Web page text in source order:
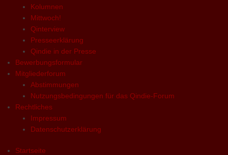
Kolumnen
Mittwoch!
Qinterview
Presseerklärung
Qindie in der Presse
Bewerbungsformular
Mitgliederforum
Abstimmungen
Nutzungsbedingungen für das Qindie-Forum
Rechtliches
Impressum
Datenschutzerklärung
Startseite